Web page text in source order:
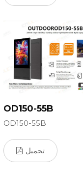
OD150-55B
OD150-55B
تحميل